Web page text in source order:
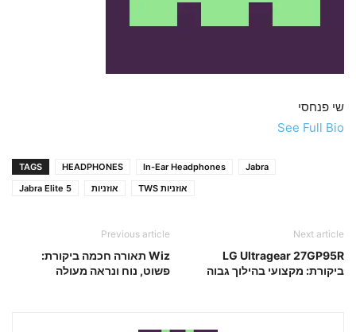
שי פנחסי
See Full Bio
TAGS HEADPHONES In-Ear Headphones
Jabra
Jabra Elite 5
אוזניות אוזניות TWS
Previous article
Wiz תאורה חכמה ביקורת:
פשוט, נוח ונראה מעולה
Next article
LG Ultragear 27GP95R
ביקורת: מקצועי בהילוך גבוה